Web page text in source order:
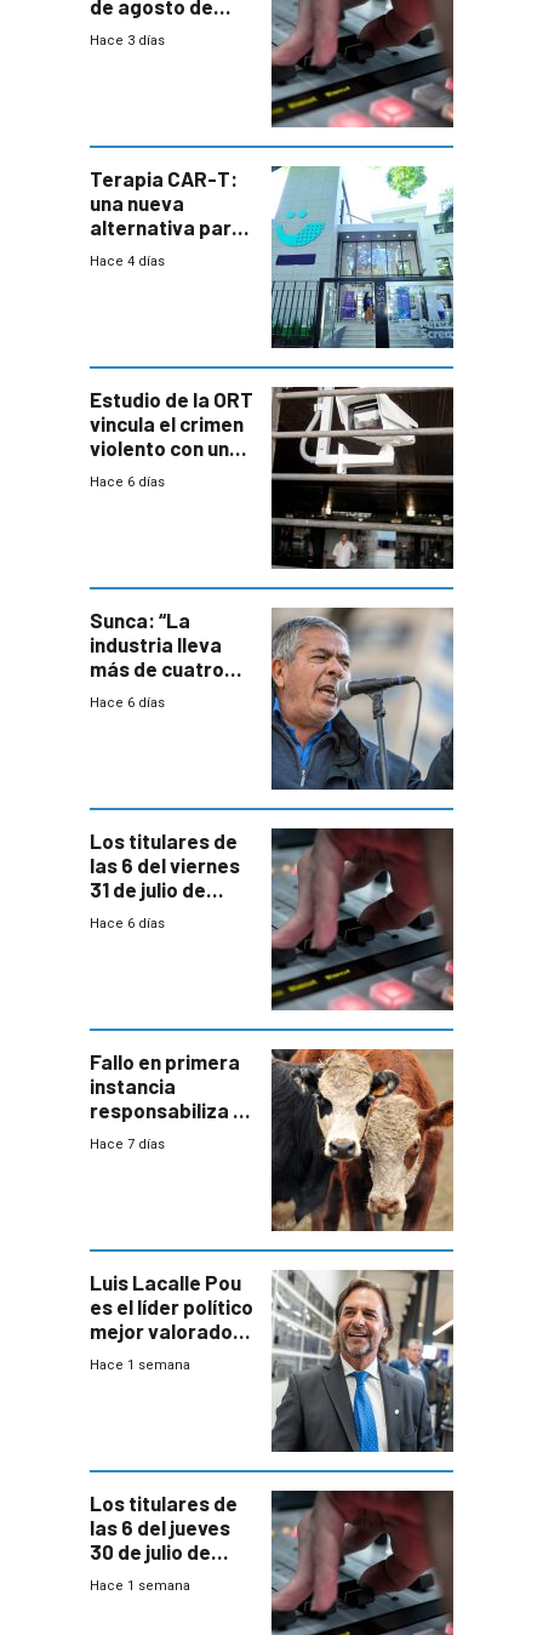
de agosto de
2026
Hace 3 días
Terapia CAR-T:
una nueva
alternativa para
niños y
Hace 4 días
Estudio de la ORT
vincula el crimen
violento con una
menor creación
Hace 6 días
Sunca: “La
industria lleva
más de cuatro
meses sin
Hace 6 días
Los titulares de
las 6 del viernes
31 de julio de
2026
Hace 6 días
Fallo en primera
instancia
responsabiliza al
Estado por falta
Hace 7 días
Luis Lacalle Pou
es el líder político
mejor valorado
del país, según
Hace 1 semana
Los titulares de
las 6 del jueves
30 de julio de
2026
Hace 1 semana